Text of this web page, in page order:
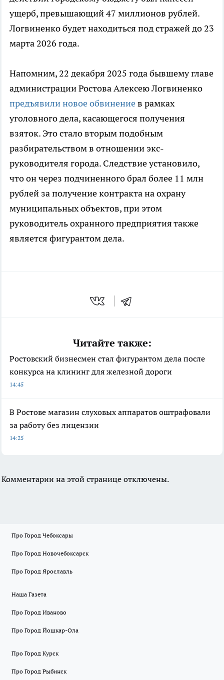
ущерб, превышающий 47 миллионов рублей.
Логвиненко будет находиться под стражей до 23
марта 2026 года.
Напомним, 22 декабря 2025 года бывшему главе
администрации Ростова Алексею Логвиненко
предъявили новое обвинениев рамках
уголовного дела, касающегося получения
взяток. Это стало вторым подобным
разбирательством в отношении экс-
руководителя города. Следствие установило,
что он через подчиненного брал более 11 млн
рублей за получение контракта на охрану
муниципальных объектов, при этом
руководитель охранного предприятия также
является фигурантом дела.
Читайте также:
Ростовский бизнесмен стал фигурантом дела после
конкурса на клининг для железной дороги
14:45
В Ростове магазин слуховых аппаратов оштрафовали
за работу без лицензии
14:25
Комментарии на этой странице отключены.
Про Город Чебоксары
Про Город Новочебоксарск
Про Город Ярославль
Наша Газета
Про Город Иваново
Про Город Йошкар-Ола
Про Город Курск
Про Город Рыбинск